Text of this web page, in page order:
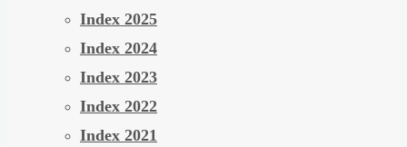
Index 2025
Index 2024
Index 2023
Index 2022
Index 2021